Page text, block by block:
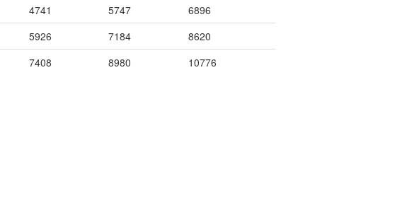
4741 5747
6896
5926 7184
8620
7408 8980 10776